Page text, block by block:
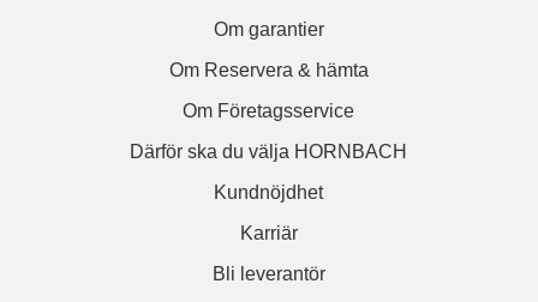
Om garantier
Om Reservera & hämta
Om Företagsservice
Därför ska du välja HORNBACH
Kundnöjdhet
Karriär
Bli leverantör